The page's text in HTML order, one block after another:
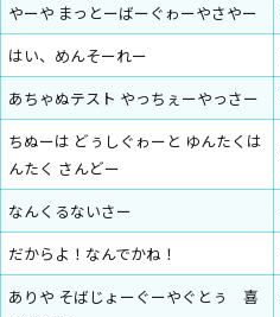
やーや まっとーばーぐゎーやさやー
はい、めんそーれー
あちゃぬテスト やっちぇーやっさー
ちぬーは どぅしぐゎーと ゆんたくは
んたく さんどー
なんくるないさー
だからよ！なんでかね！
ありや そばじょーぐーやぐとぅ 喜